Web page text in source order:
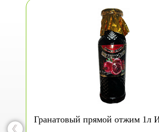
Гранатовый прямой отжим 1л